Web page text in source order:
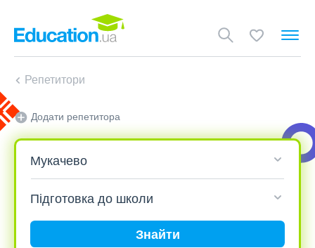
Репетитори
Додати репетитора
Знайти